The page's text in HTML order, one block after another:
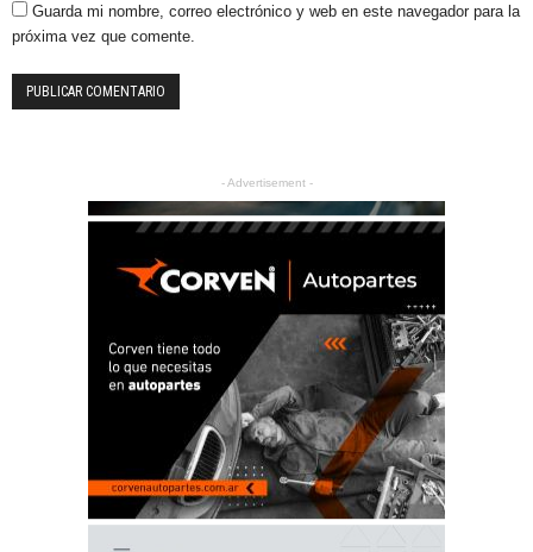
Guarda mi nombre, correo electrónico y web en este navegador para la
próxima vez que comente.
- Advertisement -